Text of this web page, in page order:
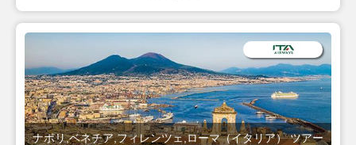
ナポリ,ベネチア,フィレンツェ,ローマ（イタリア） ツアー